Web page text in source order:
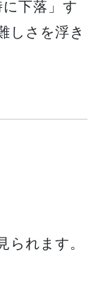
下落」す
しさを浮き
れます。